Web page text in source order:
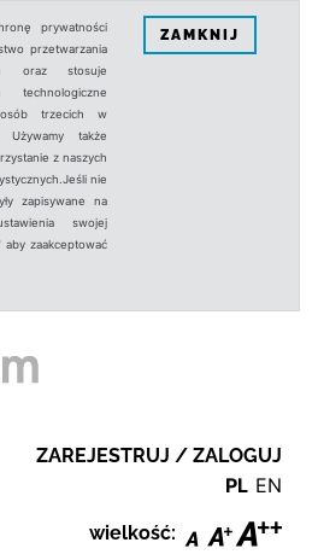
prywatności
przetwarzania
oraz stosuje
technologiczne
osób trzecich w
Używamy także
z naszych
nie
zapisywane na
swojej
aby zaakceptować
ZAMKNIJ
ZAREJESTRUJ / ZALOGUJ
PL EN
wielkość: